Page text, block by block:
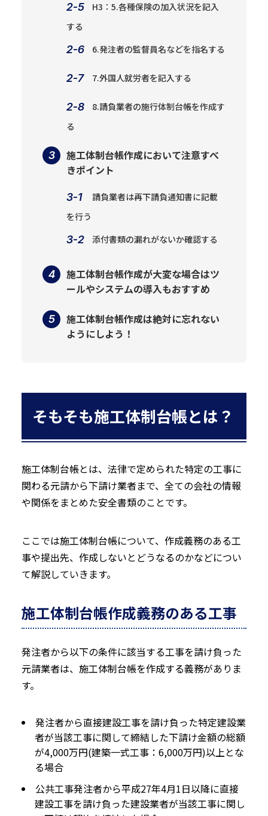
H3：5.各種保険の加入状況を記入
する
6.発注者の監督員名などを指名する
7.外国人就労者を記入する
8.請負業者の施行体制台帳を作成す
る
施工体制台帳作成において注意すべ
きポイント
請負業者は再下請負通知書に記載
を行う
添付書類の漏れがないか確認する
施工体制台帳作成が大変な場合はツ
ールやシステムの導入もおすすめ
施工体制台帳作成は絶対に忘れない
ようにしよう！
そもそも施工体制台帳とは？
施工体制台帳とは、法律で定められた特定の工事に
関わる元請から下請け業者まで、全ての会社の情報
や関係をまとめた安全書類のことです。
ここでは施工体制台帳について、作成義務のある工
事や提出先、作成しないとどうなるのかなどについ
て解説していきます。
施工体制台帳作成義務のある工事
発注者から以下の条件に該当する工事を請け負った
元請業者は、施工体制台帳を作成する義務がありま
す。
発注者から直接建設工事を請け負った特定建設業
者が当該工事に関して締結した下請け金額の総額
が4,000万円(建築一式工事：6,000万円)以上とな
る場合
公共工事発注者から平成27年4月1日以降に直接
建設工事を請け負った建設業者が当該工事に関し